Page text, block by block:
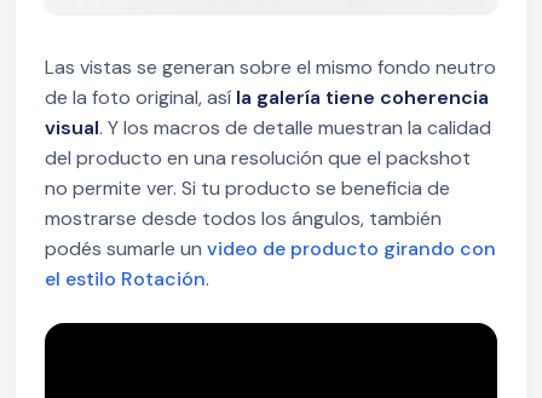
Las vistas se generan sobre el mismo fondo neutro
de la foto original, así la galería tiene coherencia
visual. Y los macros de detalle muestran la calidad
del producto en una resolución que el packshot
no permite ver. Si tu producto se beneficia de
mostrarse desde todos los ángulos, también
podés sumarle un video de producto girando con
el estilo Rotación.